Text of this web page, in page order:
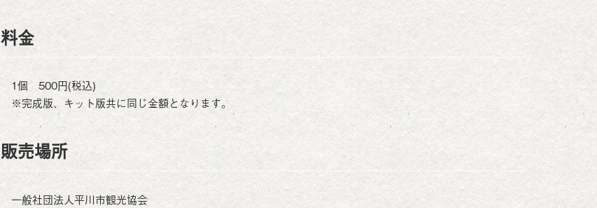
料金
1個 500円(税込)
※完成版、キット版共に同じ金額となります。
販売場所
一般社団法人平川市観光協会